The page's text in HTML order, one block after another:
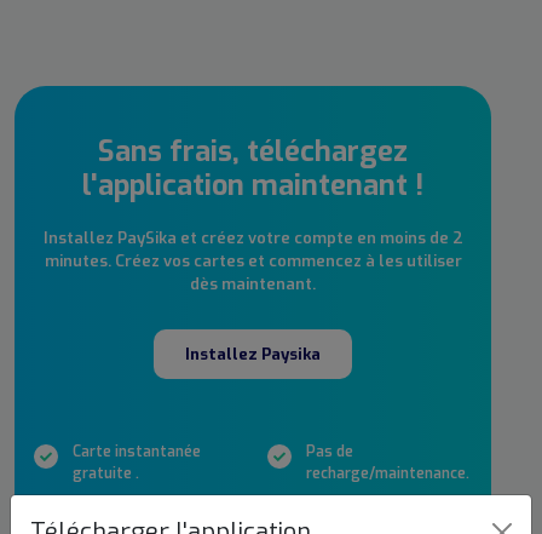
Sans frais, téléchargez
l'application maintenant !
Installez PaySika et créez votre compte en moins de 2
minutes. Créez vos cartes et commencez à les utiliser
dès maintenant.
Installez Paysika
Carte instantanée
gratuite .
Pas de
recharge/maintenance.